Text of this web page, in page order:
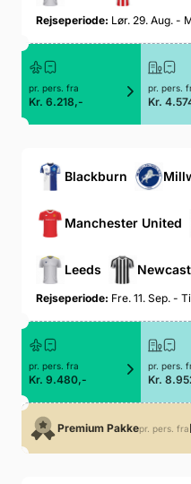
Rejseperiode: Lør. 29. Aug. -
pr. pers. fra
Kr. 6.218,-
pr. pers.
Kr.
Blackburn
Manchester United
Leeds
Rejseperiode: Fre. 11. Sep. -
pr. pers. fra
Kr. 9.480,-
pr. pers.
Kr.
Premium Pakkepr. pers. fra